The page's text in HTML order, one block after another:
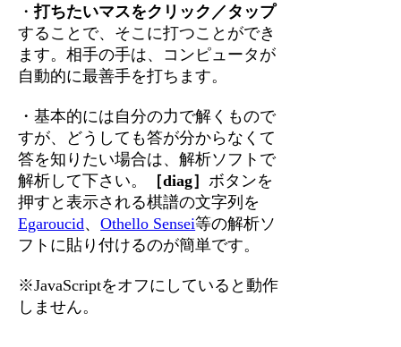
・打ちたいマスをクリック／タップ
することで、そこに打つことができ
ます。相手の手は、コンピュータが
自動的に最善手を打ちます。
・基本的には自分の力で解くもので
すが、どうしても答が分からなくて
答を知りたい場合は、解析ソフトで
解析して下さい。
［diag］ ボタンを
押すと表示される棋譜の文字列を
Egaroucid、Othello Sensei等の解析ソ
フトに貼り付けるのが簡単です。
※JavaScriptをオフにしていると動作
しません。